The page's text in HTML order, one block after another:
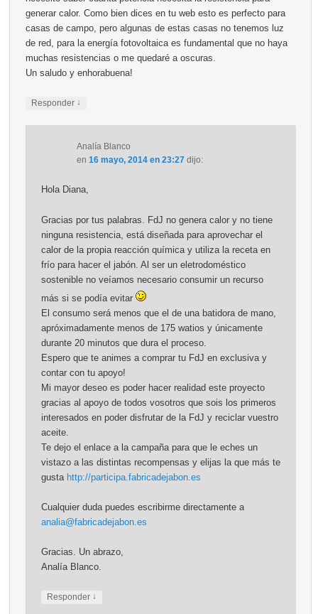
generar calor. Como bien dices en tu web esto es perfecto para
casas de campo, pero algunas de estas casas no tenemos luz
de red, para la energía fotovoltaica es fundamental que no haya
muchas resistencias o me quedaré a oscuras.
Un saludo y enhorabuena!
Responder ↓
Analía Blanco
en 16 mayo, 2014 en 23:27 dijo:
Hola Diana,
Gracias por tus palabras. FdJ no genera calor y no tiene
ninguna resistencia, está diseñada para aprovechar el
calor de la propia reacción química y utiliza la receta en
frío para hacer el jabón. Al ser un eletrodoméstico
sostenible no veíamos necesario consumir un recurso
más si se podía evitar
El consumo será menos que el de una batidora de mano,
apróximadamente menos de 175 watios y únicamente
durante 20 minutos que dura el proceso.
Espero que te animes a comprar tu FdJ en exclusiva y
contar con tu apoyo!
Mi mayor deseo es poder hacer realidad este proyecto
gracias al apoyo de todos vosotros que sois los primeros
interesados en poder disfrutar de la FdJ y reciclar vuestro
aceite.
Te dejo el enlace a la campaña para que le eches un
vistazo a las distintas recompensas y elijas la que más te
gusta http://participa.fabricadejabon.es
Cualquier duda puedes escribirme directamente a
analia@fabricadejabon.es
Gracias. Un abrazo,
Analía Blanco.
Responder ↓